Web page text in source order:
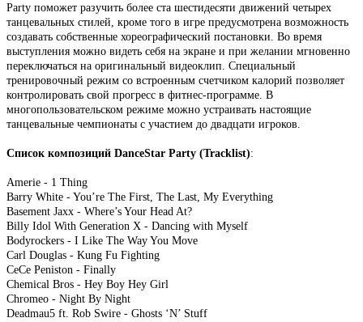
Party поможет разучить более ста шестидесяти движений четырех
танцевальных стилей, кроме того в игре предусмотрена возможность
создавать собственные хореографический постановки. Во время
выступления можно видеть себя на экране и при желании мгновенно
переключаться на оригинальный видеоклип. Специальный
тренировочный режим со встроенным счетчиком калорий позволяет
контролировать свой прогресс в фитнес-программе. В
многопользовательском режиме можно устраивать настоящие
танцевальные чемпионаты с участием до двадцати игроков.
Список композиций DanceStar Party (Tracklist):
Amerie - 1 Thing
Barry White - You’re The First, The Last, My Everything
Basement Jaxx - Where’s Your Head At?
Billy Idol With Generation X - Dancing with Myself
Bodyrockers - I Like The Way You Move
Carl Douglas - Kung Fu Fighting
CeCe Peniston - Finally
Chemical Bros - Hey Boy Hey Girl
Chromeo - Night By Night
Deadmau5 ft. Rob Swire - Ghosts ‘N’ Stuff